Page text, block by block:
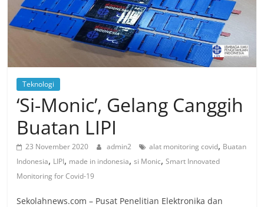
Teknologi
‘Si-Monic’, Gelang Canggih
Buatan LIPI
23 November 2020 admin2 alat monitoring covid, Buatan
Indonesia, LIPI, made in indonesia,si Monic,Smart Innovated
Monitoring for Covid-19
Sekolahnews.com – Pusat Penelitian Elektronika dan